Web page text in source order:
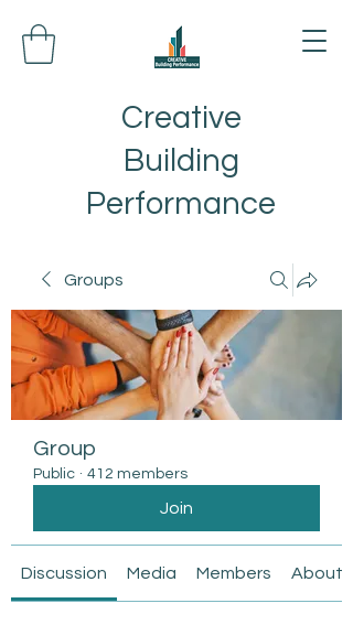
Creative
Building
Performance
Groups
Group
Public · 412 members
Join
Discussion Media Members About